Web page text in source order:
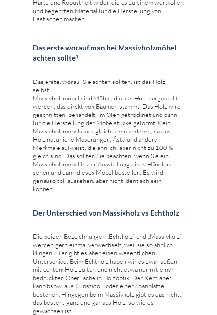
Härte und Robustheit wider, die es zu einem wertvollen
und begehrten Material für die Herstellung von
Esstischen machen.
Das erste worauf man bei Massivholzmöbel
achten sollte?
Das erste, worauf Sie achten sollten, ist das Holz
selbst.
Massivholzmöbel sind Möbel, die aus Holz hergestellt
werden, das direkt von Bäumen stammt. Das Holz wird
geschnitten, behandelt, im Ofen getrocknet und dann
für die Herstellung der Möbelstücke geformt. Kein
Massivholzmöbelstück gleicht dem anderen, da das
Holz natürliche Maserungen, Äste und andere
Merkmale aufweist, die ähnlich, aber nicht zu 100 %
gleich sind. Das sollten Sie beachten, wenn Sie ein
Massivholzmöbel in der Ausstellung eines Händlers
sehen und dann dieses Möbel bestellen. Es wird
genauso toll aussehen, aber nicht identisch sein
können.
Der Unterschied von Massivholz vs Echtholz
Die beiden Bezeichnungen „Echtholz“ und „Massivholz“
werden gern einmal verwechselt, weil sie so ähnlich
klingen. Hier gibt es aber einen wesentlichen
Unterschied: Beim Echtholz haben wir es zwar außen
mit echtem Holz zu tun und nicht etwa nur mit einer
bedruckten Oberfläche in Holzoptik. Der Kern aber
kann bspw. aus Kunststoff oder einer Spanplatte
bestehen. Hingegen beim Massivholz gibt es das nicht,
das besteht ganz und gar aus Holz, so wie es
gewachsen ist.